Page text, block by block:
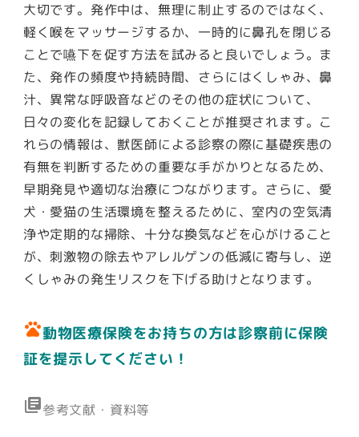
大切です。発作中は、無理に制止するのではなく、
軽く喉をマッサージするか、一時的に鼻孔を閉じる
ことで嚥下を促す方法を試みると良いでしょう。ま
た、発作の頻度や持続時間、さらにはくしゃみ、鼻
汁、異常な呼吸音などのその他の症状について、
日々の変化を記録しておくことが推奨されます。こ
れらの情報は、獣医師による診察の際に基礎疾患の
有無を判断するための重要な手がかりとなるため、
早期発見や適切な治療につながります。さらに、愛
犬・愛猫の生活環境を整えるために、室内の空気清
浄や定期的な掃除、十分な換気などを心がけること
が、刺激物の除去やアレルゲンの低減に寄与し、逆
くしゃみの発生リスクを下げる助けとなります。
pets動物医療保険をお持ちの方は診察前に保険
証を提示してください！
library_books参考文献・資料等